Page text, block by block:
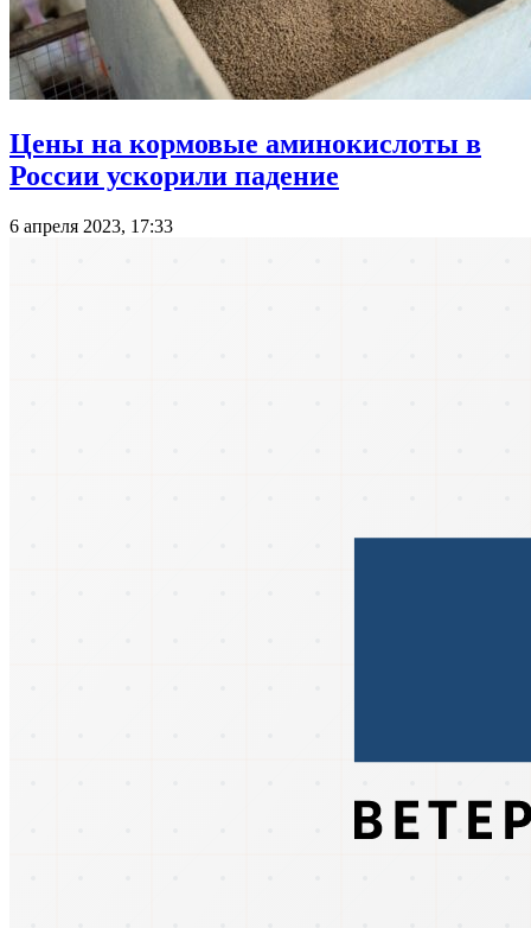
Цены на кормовые аминокислоты в
России ускорили падение
6 апреля 2023, 17:33